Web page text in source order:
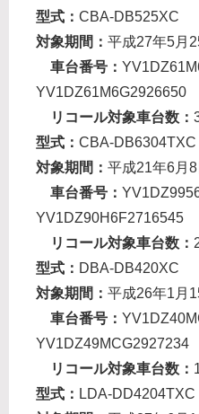
型式： CBA-DB525XC
対象期間： 平成27年5月
車台番号：
YV1DZ61M6G2926650
リコール対象車台数：
型式： CBA-DB6304TXC
対象期間： 平成21年6月
車台番号：
YV1DZ90H6F2716545
リコール対象車台数：
型式： DBA-DB420XC
対象期間： 平成26年1月
車台番号：
YV1DZ49MCG2927234
リコール対象車台数：
型式： LDA-DD4204TXC